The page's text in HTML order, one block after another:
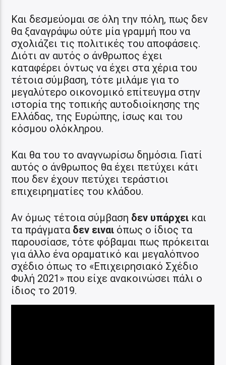
Και δεσμεύομαι σε όλη την πόλη, πως δεν
θα ξαναγράψω ούτε μία γραμμή που να
σχολιάζει τις πολιτικές του αποφάσεις.
Διότι αν αυτός ο άνθρωπος έχει
καταφέρει όντως να έχει στα χέρια του
τέτοια σύμβαση, τότε μιλάμε για το
μεγαλύτερο οικονομικό επίτευγμα στην
ιστορία της τοπικής αυτοδιοίκησης της
Ελλάδας, της Ευρώπης, ίσως και του
κόσμου ολόκληρου.
Και θα του το αναγνωρίσω δημόσια. Γιατί
αυτός ο άνθρωπος θα έχει πετύχει κάτι
που δεν έχουν πετύχει τεράστιοι
επιχειρηματίες του κλάδου.
Αν όμως τέτοια σύμβαση δεν υπάρχει και
τα πράγματα δεν ειναι όπως ο ίδιος τα
παρουσίασε, τότε φόβαμαι πως πρόκειται
για άλλο ένα οραματικό και μεγαλόπνοο
σχέδιο όπως το «Επιχειρησιακό Σχέδιο
Φυλή 2021» που είχε ανακοινώσει πάλι ο
ίδιος το 2019.